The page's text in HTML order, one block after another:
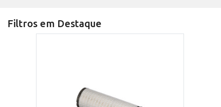
Filtros em Destaque